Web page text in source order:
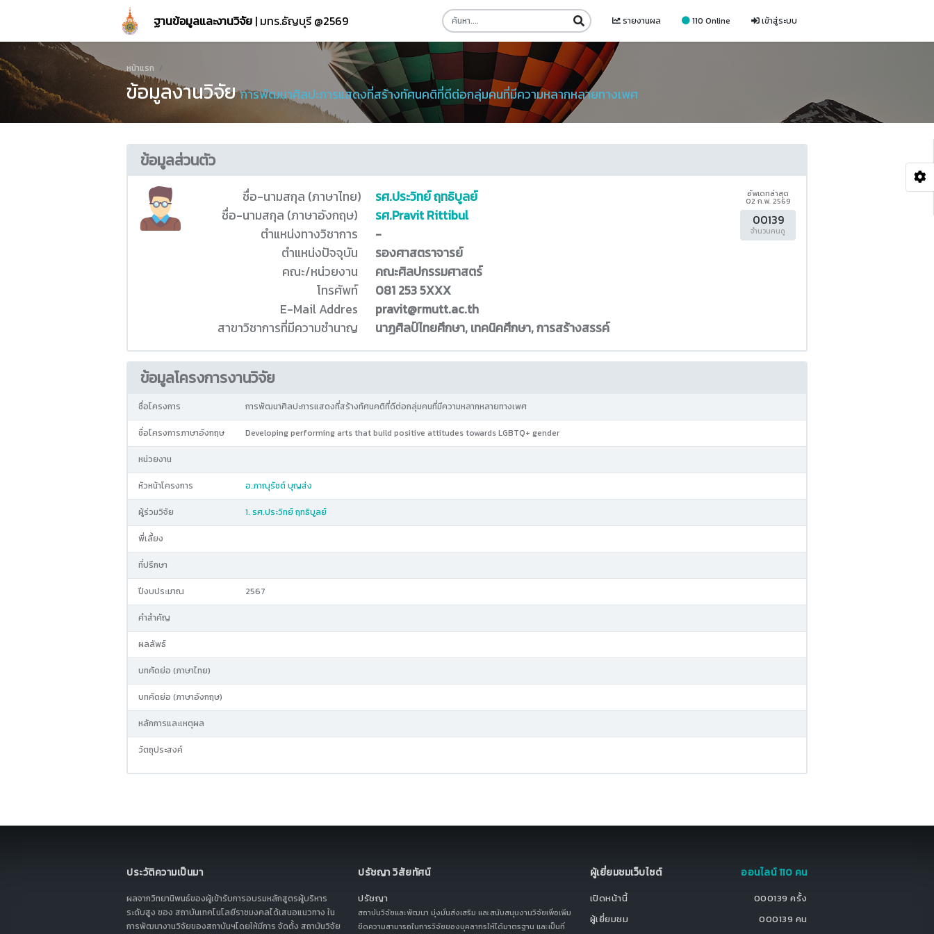
ฐานข้อมูลและงานวิจัย | มทร.ธัญบุรี @2569 รายงานผล 110 Online เข้าสู่ระบบ
หน้าแรก
ข้อมูลงานวิจัยการพัฒนาศิลปะการแสดงที่สร้างทัศนคติที่ดีต่อกลุ่มคนที่มีความหลากหลายทางเพศ
ข้อมูลส่วนตัว
ชื่อ-นามสกุล (ภาษาไทย)
รศ.ประวิทย์ ฤทธิบูลย์
ชื่อ-นามสกุล (ภาษาอังกฤษ)
รศ.Pravit Rittibul
ตำแหน่งทางวิชาการ
-
ตำแหน่งปัจจุบัน
รองศาสตราจารย์
คณะ/หน่วยงาน
คณะศิลปกรรมศาสตร์
โทรศัพท์
081 253 5XXX
E-Mail Addres
pravit@rmutt.ac.th
สาขาวิชาการที่มีความชำนาญ
นาฏศิลป์ไทยศึกษา, เทคนิคศึกษา, การสร้างสรรค์
อัพเดทล่าสุด
02 ก.พ. 2569
00139
จำนวนคนดู
ข้อมูลโครงการงานวิจัย
ชื่อโครงการ การพัฒนาศิลปะการแสดงที่สร้างทัศนคติที่ดีต่อกลุ่มคนที่มีความหลากหลายทางเพศ
ชื่อโครงการภาษาอังกฤษ Developing performing arts that build positive attitudes towards LGBTQ+ gender
หน่วยงาน
หัวหน้าโครงการ อ.ภาณุรัชต์ บุญส่ง
ผู้ร่วมวิจัย 1. รศ.ประวิทย์ ฤทธิบูลย์
พี่เลี้ยง
ที่ปรึกษา
ปีงบประมาณ 2567
คำสำคัญ
ผลลัพธ์
บทคัดย่อ (ภาษาไทย)
บทคัดย่อ (ภาษาอังกฤษ)
หลักการและเหตุผล
วัตถุประสงค์
ประวัติความเป็นมา
ผลจากวิทยานิพนธ์ของผู้เข้ารับการอบรมหลักสูตรผู้บริหาร
ระดับสูง ของ สถาบันเทคโนโลยีราชมงคลได้เสนอแนวทาง ใน
การพัฒนางานวิจัยของสถาบันฯโดยให้มีการ จัดตั้ง สถาบันวิจัย
ปรัชญา วิสัยทัศน์
ปรัชญา
สถาบันวิจัยและพัฒนา มุ่งมั่นส่งเสริม และสนับสนุนงานวิจัยเพื่อเพิ่ม
ขีดความสามารถในการวิจัยของบุคลากรให้ได้มาตรฐาน และเป็นที่
ผู้เยี่ยมชมเว็บไซต์ ออนไลน์ 110 คน
เปิดหน้านี้
000139 ครั้ง
ผู้เยี่ยมชม
000139 คน